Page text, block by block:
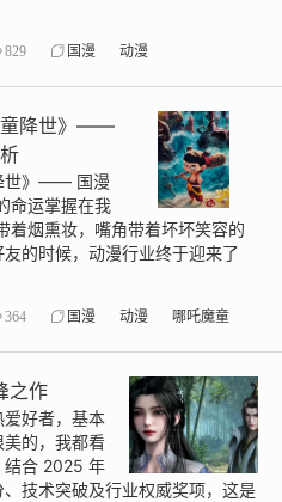
829 国漫 动漫
童降世》——
世》—— 国漫
命运掌握在我
着烟熏妆，嘴角带着坏坏笑容的
的时候，动漫行业终于迎来了
364 国漫 动漫 哪吒魔童
之作
好者，基本
美的，我都看
结合 2025 年
技术突破及行业权威奖项，这是